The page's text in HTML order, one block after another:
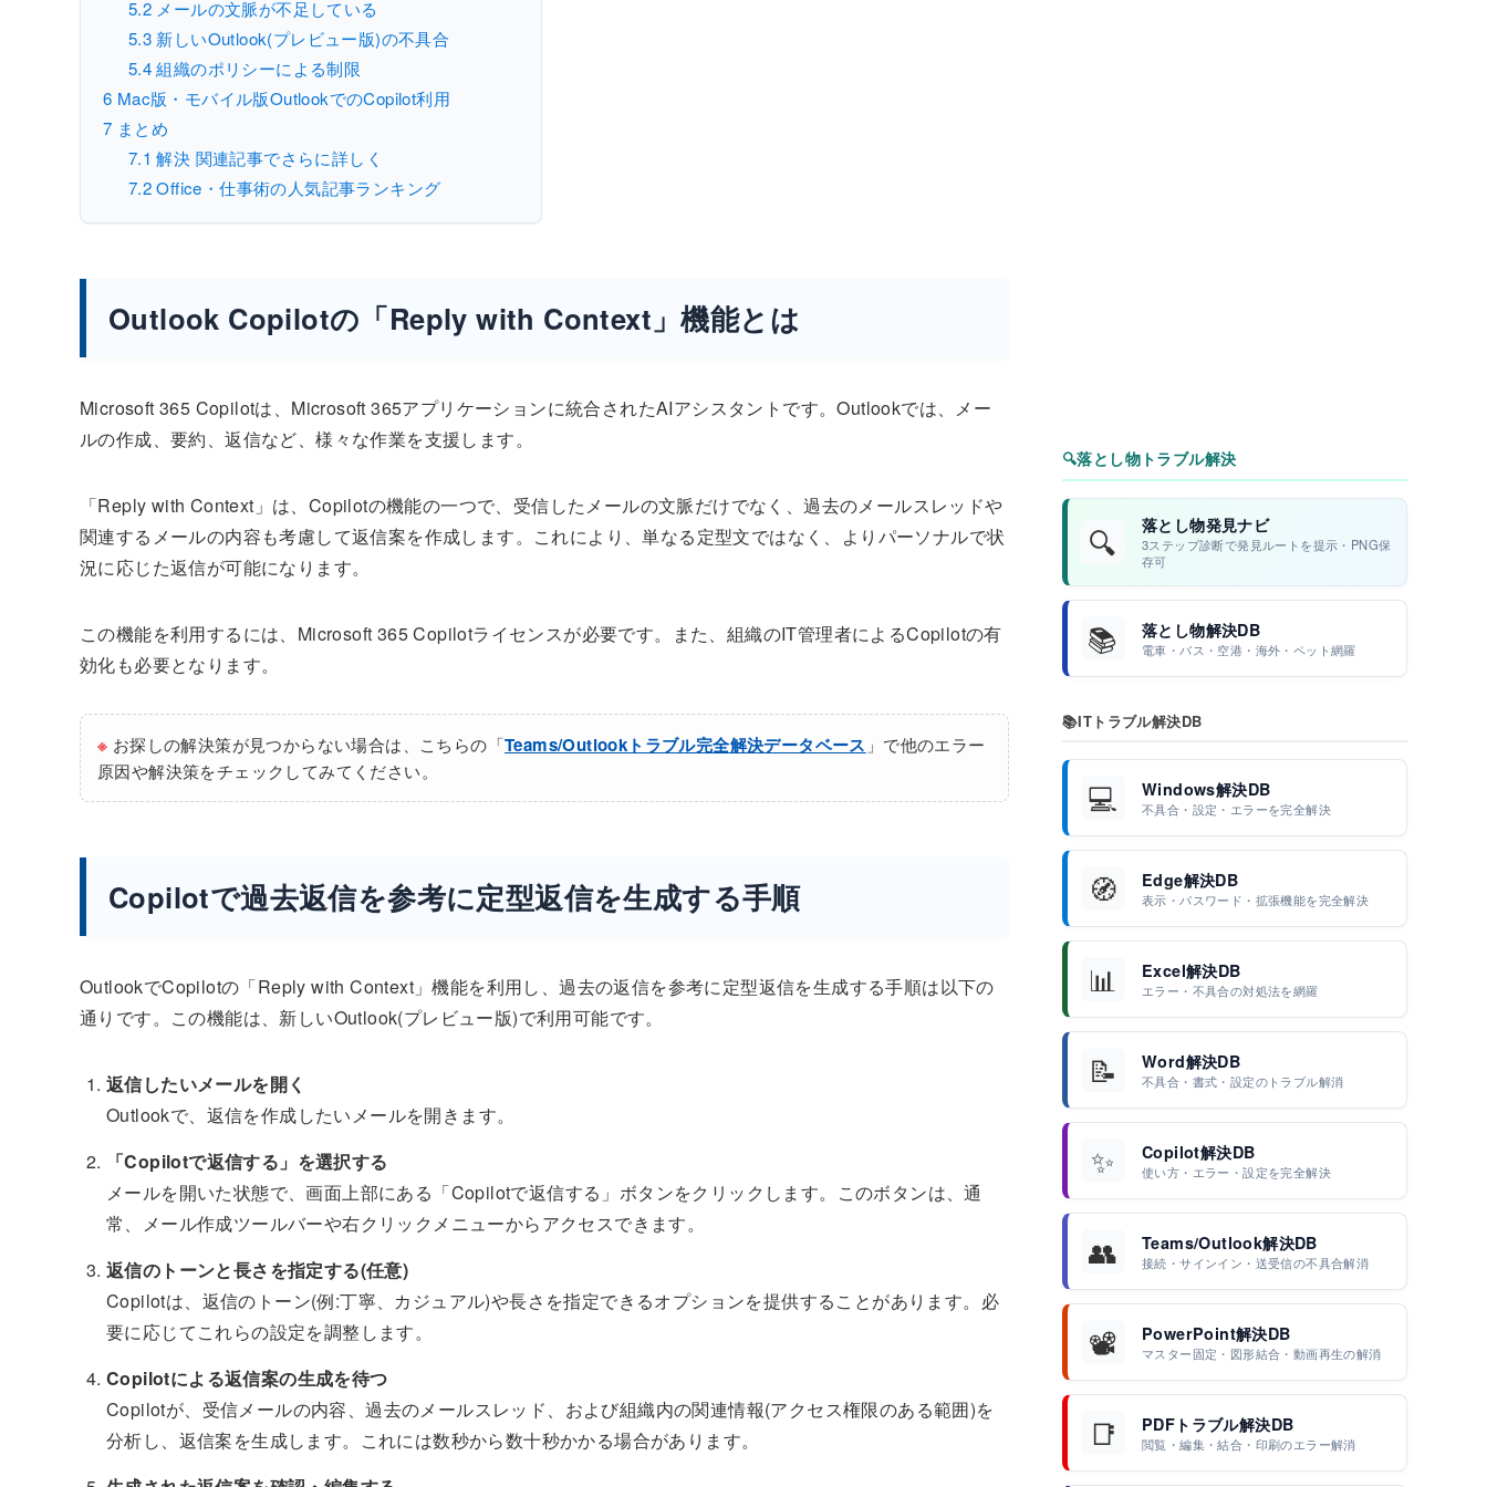
5.2 メールの文脈が不足している
5.3 新しいOutlook(プレビュー版)の不具合
5.4組織のポリシーによる制限
6 Mac版・モバイル版OutlookでのCopilot利用
7 まとめ
7.1 解決 関連記事でさらに詳しく
7.2Office・仕事術の人気記事ランキング
Outlook Copilotの「Reply with Context」機能とは
Microsoft 365 Copilotは、Microsoft 365アプリケーションに統合されたAIアシスタントです。Outlookでは、メー
ルの作成、要約、返信など、様々な作業を支援します。
「Reply with Context」は、Copilotの機能の一つで、受信したメールの文脈だけでなく、過去のメールスレッドや
関連するメールの内容も考慮して返信案を作成します。これにより、単なる定型文ではなく、よりパーソナルで状
況に応じた返信が可能になります。
この機能を利用するには、Microsoft 365 Copilotライセンスが必要です。また、組織のIT管理者によるCopilotの有
効化も必要となります。
※ お探しの解決策が見つからない場合は、こちらの「Teams/Outlookトラブル完全解決データベース 」で他のエラー
原因や解決策をチェックしてみてください。
Copilotで過去返信を参考に定型返信を生成する手順
OutlookでCopilotの「Reply with Context」機能を利用し、過去の返信を参考に定型返信を生成する手順は以下の
通りです。この機能は、新しいOutlook(プレビュー版)で利用可能です。
返信したいメールを開く
Outlookで、返信を作成したいメールを開きます。
「Copilotで返信する」を選択する
メールを開いた状態で、画面上部にある「Copilotで返信する」ボタンをクリックします。このボタンは、通
常、メール作成ツールバーや右クリックメニューからアクセスできます。
返信のトーンと長さを指定する(任意)
Copilotは、返信のトーン(例:丁寧、カジュアル)や長さを指定できるオプションを提供することがあります。必
要に応じてこれらの設定を調整します。
Copilotによる返信案の生成を待つ
Copilotが、受信メールの内容、過去のメールスレッド、および組織内の関連情報(アクセス権限のある範囲)を
分析し、返信案を生成します。これには数秒から数十秒かかる場合があります。
🔍落とし物トラブル解決
🔍 落とし物発見ナビ
3ステップ診断で発見ルートを提示・PNG保
存可
📚 落とし物解決DB
電車・バス・空港・海外・ペット網羅
📚ITトラブル解決DB
💻 Windows解決DB
不具合・設定・エラーを完全解決
🧭 Edge解決DB
表示・パスワード・拡張機能を完全解決
📊 Excel解決DB
エラー・不具合の対処法を網羅
📝 Word解決DB
不具合・書式・設定のトラブル解消
✨ Copilot解決DB
使い方・エラー・設定を完全解決
👥 Teams/Outlook解決DB
接続・サインイン・送受信の不具合解消
📽️ PowerPoint解決DB
マスター固定・図形結合・動画再生の解消
📑 PDFトラブル解決DB
閲覧・編集・結合・印刷のエラー解消